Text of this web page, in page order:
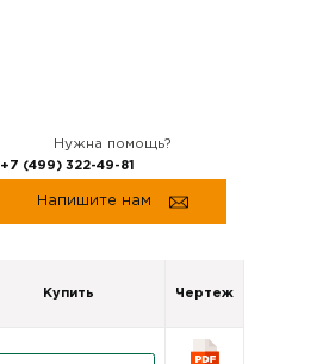
Нужна помощь?
+7 (499) 322-49-81
Напишите нам
Купить Чертеж